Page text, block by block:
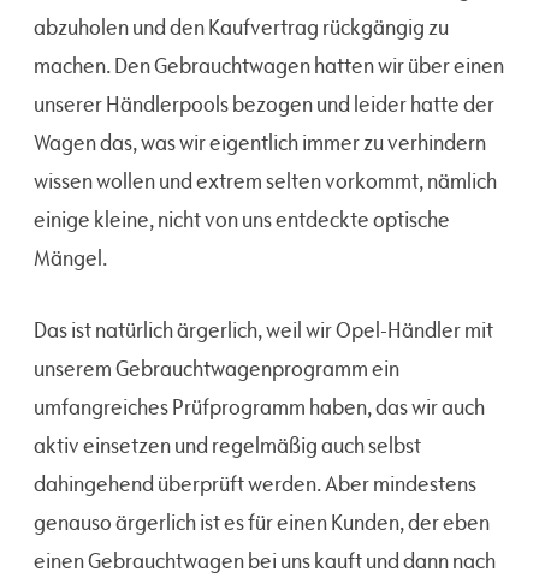
abzuholen und den Kaufvertrag rückgängig zu
machen. Den Gebrauchtwagen hatten wir über einen
unserer Händlerpools bezogen und leider hatte der
Wagen das, was wir eigentlich immer zu verhindern
wissen wollen und extrem selten vorkommt, nämlich
einige kleine, nicht von uns entdeckte optische
Mängel.
Das ist natürlich ärgerlich, weil wir Opel-Händler mit
unserem Gebrauchtwagenprogramm ein
umfangreiches Prüfprogramm haben, das wir auch
aktiv einsetzen und regelmäßig auch selbst
dahingehend überprüft werden. Aber mindestens
genauso ärgerlich ist es für einen Kunden, der eben
einen Gebrauchtwagen bei uns kauft und dann nach